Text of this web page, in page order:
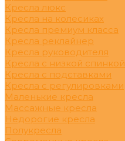
Кресла люкс
Кресла на колесиках
Кресла премиум класса
Кресла реклайнер
Кресла руководителя
Кресла с низкой спинкой
Кресла с подставками
Кресла с регулировками
Маленькие кресла
Массажные кресла
Недорогие кресла
Полукресла